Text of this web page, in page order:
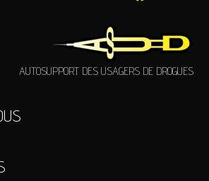
AUTOSUPPORT DES USAGERS DE DROGUES